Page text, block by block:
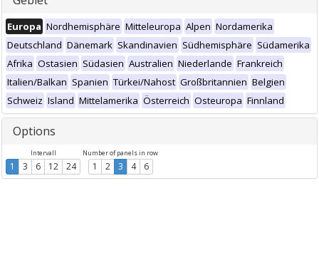
Europa Nordhemisphäre Mitteleuropa Alpen Nordamerika
Deutschland Dänemark Skandinavien Südhemisphäre Südamerika
Afrika Ostasien Südasien Australien Niederlande Frankreich
Italien/Balkan Spanien Türkei/Nahost Großbritannien Belgien
Schweiz Island Mittelamerika Österreich Osteuropa Finnland
Options
Intervall
1 3 6 12 24
Number of panels in row
1 2 3 4 6